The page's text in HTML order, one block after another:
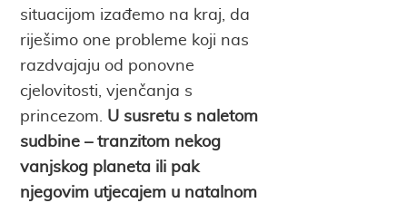
situacijom izađemo na kraj, da
riješimo one probleme koji nas
razdvajaju od ponovne
cjelovitosti, vjenčanja s
princezom. U susretu s naletom
sudbine – tranzitom nekog
vanjskog planeta ili pak
njegovim utjecajem u natalnom